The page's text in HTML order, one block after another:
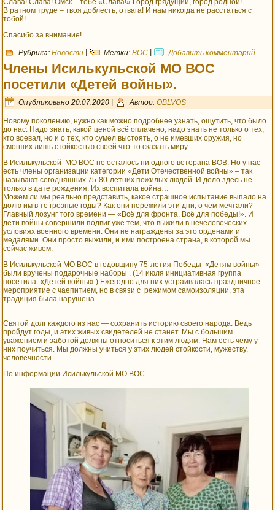
Слава! Слава! Омск – тебе «Слава!» Город грядущий, город родной!
В ратном труде – твоя доблесть, отвага! И нам никогда не расстаться с
тобой!
Спасибо за внимание!
Рубрика: Новости Метки: ВОС Добавить комментарий
Члены Исилькульской МО ВОС
посетили «Детей войны».
Опубликовано 20.07.2020 Автор: OBLVOS
Новому поколению, нужно как можно подробнее узнать, ощутить, что было
до нас. Надо знать, какой ценой всё оплачено, надо знать не только о тех,
кто воевал, но и о тех, кто сумел выстоять, о не имевших оружия, но
смогших лишь стойкостью своей что-то сказать миру.
В Исилькульской МО ВОС не осталось ни одного ветерана ВОВ. Но у нас
есть члены организации категории «Дети Отечественной войны» – так
называют сегодняшних 75-80-летних пожилых людей. И дело здесь не
только в дате рождения. Их воспитала война…
Можем ли мы реально представить, какое страшное испытание выпало на
долю им в те грозные годы? Как они пережили эти дни, о чем мечтали?
Главный лозунг того времени — «Всё для фронта. Всё для победы!». И
дети войны совершили подвиг уже тем, что выжили в нечеловеческих
условиях военного времени. Они не награждены за это орденами и
медалями. Они просто выжили, и ими построена страна, в которой мы
сейчас живем.
В Исилькульской МО ВОС в годовщину 75-летия Победы «Детям войны»
были вручены подарочные наборы . (14 июля инициативная группа
посетила «Детей войны» ) Ежегодно для них устраивалась праздничное
мероприятие с чаепитием, но в связи с режимом самоизоляции, эта
традиция была нарушена.
Святой долг каждого из нас — сохранить историю своего народа. Ведь
пройдут годы, и этих живых свидетелей не станет. Мы с большим
уважением и заботой должны относиться к этим людям. Нам есть чему у
них поучиться. Мы должны учиться у этих людей стойкости, мужеству,
человечности.
По информации Исилькульской МО ВОС.